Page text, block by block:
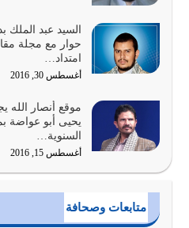
أبرز أسباب الشقاء هو
الله المتمثل في القرآن الكريم
يوليو 31, 2026
كلما كانوا أكثر ضعفاً
يوليو 30, 2026
السيد عبد الملك
حوار مع مجلة
امتداد…
أغسطس 30, 2016
موقع أنصار الله
يحيى أبو عواضة
السنوية…
أغسطس 15, 2016
متابعات وصحافة